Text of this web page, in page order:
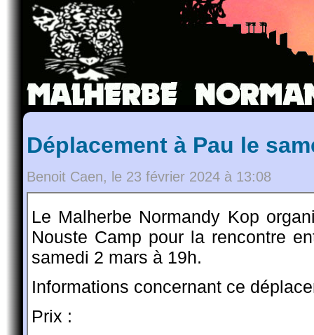
Déplacement à Pau le
Benoit Caen, le 23 février 2024 à 13:08
Le Malherbe Normandy Kop
Nouste Camp pour la rencontre
samedi 2 mars à 19h.
Informations concernant ce
Prix :